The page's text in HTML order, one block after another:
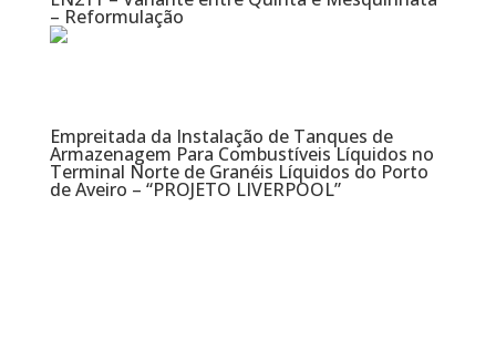
– Reformulação
Empreitada da Instalação de Tanques de
Armazenagem Para Combustíveis Líquidos no
Terminal Norte de Granéis Líquidos do Porto
de Aveiro – “PROJETO LIVERPOOL”